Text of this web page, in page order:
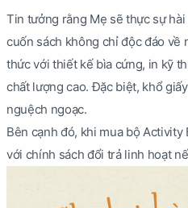
Tin tưởng rằng Mẹ sẽ thực sự
cuốn sách không chỉ độc đáo về
thức với thiết kế bìa cứng, in kỹ
chất lượng cao. Đặc biệt, khổ
nguệch ngoạc.
Bên cạnh đó, khi mua bộ
với chính sách đổi trả linh hoạt